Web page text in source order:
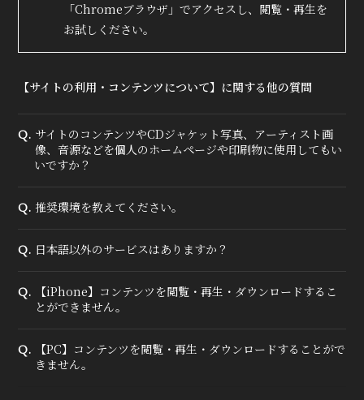
「Chromeブラウザ」でアクセスし、閲覧・再生を
お試しください。
【サイトの利用・コンテンツについて】に関する他の質問
Q. サイトのコンテンツやCDジャケット写真、アーティスト画
像、音源などを個人のホームページや印刷物に使用してもい
いですか？
Q. 推奨環境を教えてください。
Q. 日本語以外のサービスはありますか？
Q.
【iPhone】コンテンツを閲覧・再生・ダウンロードするこ
とができません。
Q.
【PC】コンテンツを閲覧・再生・ダウンロードすることがで
きません。